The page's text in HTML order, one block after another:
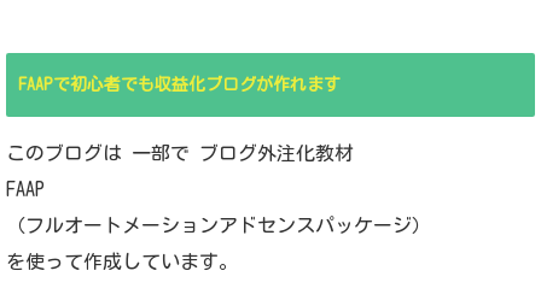
FAAPで初心者でも収益化ブログが作れます
このブログは 一部で ブログ外注化教材
FAAP
（フルオートメーションアドセンスパッケージ）
を使って作成しています。